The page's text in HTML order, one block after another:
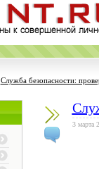
Служба безопасности:
3 марта